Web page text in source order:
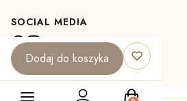
SOCIAL MEDIA
Dodaj do koszyka
Produkty w